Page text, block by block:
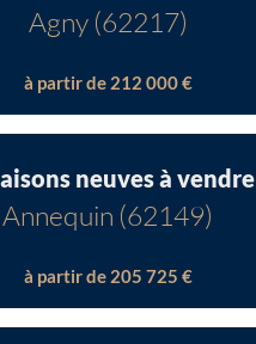
Agny (62217)
à partir de 212 000 €
neuves à vendre
Annequin (62149)
à partir de 205 725 €